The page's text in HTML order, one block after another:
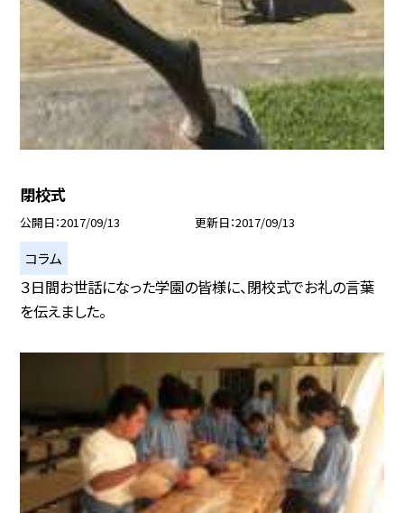
閉校式
公開日 2017/09/13 更新日 2017/09/13
コラム
３日間お世話になった学園の皆様に、閉校式でお礼の言葉
を伝えました。